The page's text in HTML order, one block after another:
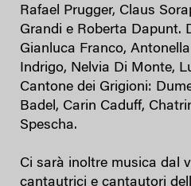
Rafael Prugger, Claus
Grandi e Roberta Dapunt.
Gianluca Franco,
Indrigo, Nelvia Di Monte,
Cantone dei Grigioni:
Badel, Carin Caduff,
Spescha.
Ci sarà inoltre musica dal
cantautrici e cantautori